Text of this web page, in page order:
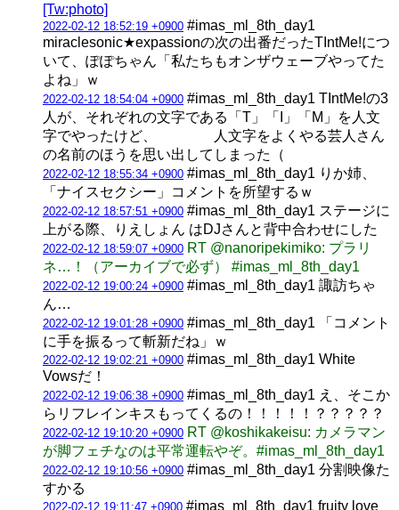
[Tw:photo]
2022-02-12 18:52:19 +0900 #imas_ml_8th_day1
miraclesonic★expassionの次の出番だったTIntMe!につ
いて、ぽぽちゃん「私たちもオンザウェーブやってた
よね」ｗ
2022-02-12 18:54:04 +0900 #imas_ml_8th_day1 TIntMe!の3
人が、それぞれの文字である「T」「I」「M」を人文
字でやったけど、 人文字をよくやる芸人さん
の名前のほうを思い出してしまった（
2022-02-12 18:55:34 +0900 #imas_ml_8th_day1 りか姉、
「ナイスセクシー」コメントを所望するｗ
2022-02-12 18:57:51 +0900 #imas_ml_8th_day1 ステージに
上がる際、りえしょん はDJさんと背中合わせにした
2022-02-12 18:59:07 +0900 RT @nanoripekimiko: プラリ
ネ…！（アーカイブで必ず） #imas_ml_8th_day1
2022-02-12 19:00:24 +0900 #imas_ml_8th_day1 諏訪ちゃ
ん…
2022-02-12 19:01:28 +0900 #imas_ml_8th_day1 「コメント
に手を振るって斬新だね」ｗ
2022-02-12 19:02:21 +0900 #imas_ml_8th_day1 White
Vowsだ！
2022-02-12 19:06:38 +0900 #imas_ml_8th_day1 え、そこか
らリフレインキスもってくるの！！！！！？？？？？
2022-02-12 19:10:20 +0900 RT @koshikakeisu: カメラマン
が脚フェチなのは平常運転やぞ。#imas_ml_8th_day1
2022-02-12 19:10:56 +0900 #imas_ml_8th_day1 分割映像た
すかる
2022-02-12 19:11:47 +0900 #imas_ml_8th_day1 fruity love